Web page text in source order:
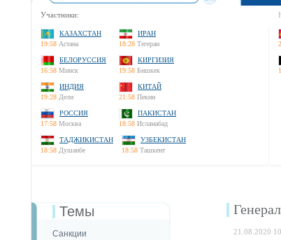
Участники:
КАЗАХСТАН
19:58 Астана
ИРАН
18:28 Тегеран
БЕЛОРУССИЯ
16:58 Минск
КИРГИЗИЯ
19:58 Бишкек
ИНДИЯ
19:28 Дели
КИТАЙ
21:58 Пекин
РОССИЯ
17:58 Москва
ПАКИСТАН
18:58 Исламабад
ТАДЖИКИСТАН
18:58 Душанбе
УЗБЕКИСТАН
18:58 Ташкент
Темы
Санкции
21.08.2020